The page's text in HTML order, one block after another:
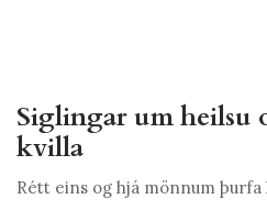
Siglingar um heilsu
kvilla
Rétt eins og hjá mönnum þurfa